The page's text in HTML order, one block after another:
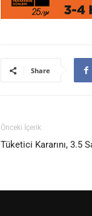
Share
Önceki İçerik
Tüketici Kararını, 3.5